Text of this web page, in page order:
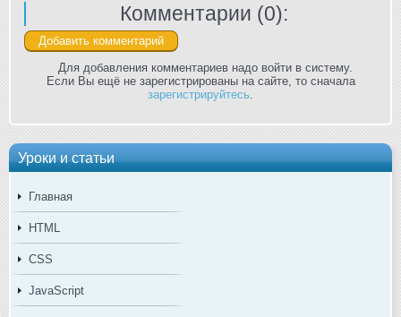
Уроки и статьи
Главная
HTML
CSS
JavaScript
Комментарии (0):
Для добавления комментариев надо войти в систему.
Если Вы ещё не зарегистрированы на сайте, то сначала
зарегистрируйтесь